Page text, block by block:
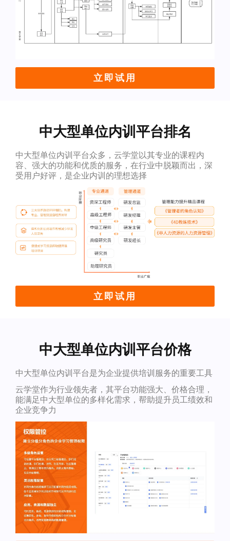
立即试用
中大型单位内训平台排名
中大型单位内训平台众多，云学堂以其专业的课程内
容、强大的功能和优质的服务，在行业中脱颖而出，深
受用户好评，是企业内训的理想选择
立即试用
中大型单位内训平台价格
中大型单位内训平台是为企业提供培训服务的重要工具
云学堂作为行业领先者，其平台功能强大、价格合理，
能满足中大型单位的多样化需求，帮助提升员工绩效和
企业竞争力